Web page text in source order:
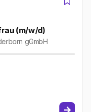
(m/w/d)
gGmbH